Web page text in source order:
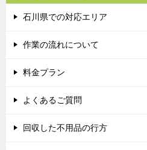
石川県での対応エリア
作業の流れについて
料金プラン
よくあるご質問
回収した不用品の行方